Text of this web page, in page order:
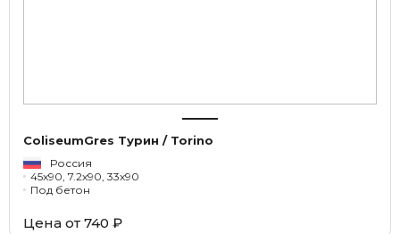
ColiseumGres Турин / Torino
Россия
45x90, 7.2x90, 33x90
Под бетон
Цена от 740 ₽